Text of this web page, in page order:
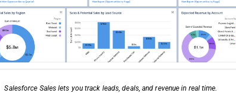
Salesforce Sales lets you track leads, deals, and revenue in real time.